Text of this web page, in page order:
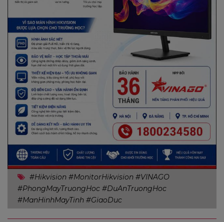
#Hikvision #MonitorHikvision #VINAGO
#PhongMayTruongHoc #DuAnTruongHoc
#ManHinhMayTinh #GiaoDuc